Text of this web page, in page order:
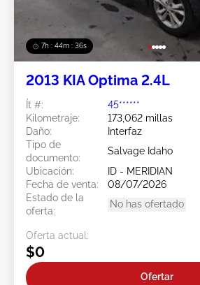
7h : 44m : 34s
2013 KIA Optima 2.4L
Ít #:
45******
Kilometraje:
173,062 millas
Daño:
Interfaz
Tipo de
documento:
Salvage Idaho
Ubicación:
ID - MERIDIAN
Fecha de venta:
08/07/2026
Estado de la
oferta:
No has ofertado
Oferta actual:
$0
Ofertar